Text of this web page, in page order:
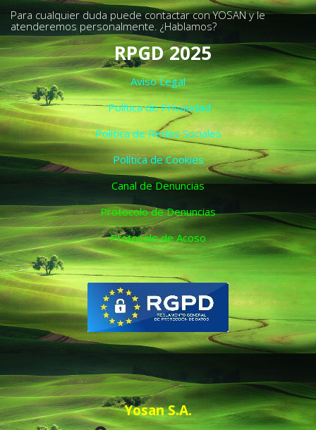
Para cualquier duda puede contactar con YOSAN y le
atenderemos personalmente. ¿Hablamos?
RPGD 2025
Aviso Legal
Política de Privacidad
Política de Redes Sociales
Política de Cookies
Canal de Denuncias
Protocolo de Denuncias
Protocolo de Acoso
Yosan S.A.